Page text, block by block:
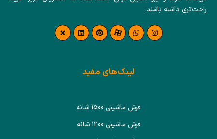
راحت‌تری داشته باشند.
لینک‌های مفید
فرش ماشینی 1500 شانه
فرش ماشینی 1200 شانه